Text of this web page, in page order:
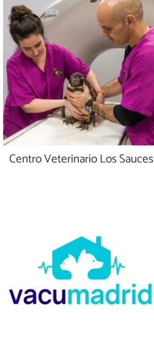
Centro Veterinario Los Sauces